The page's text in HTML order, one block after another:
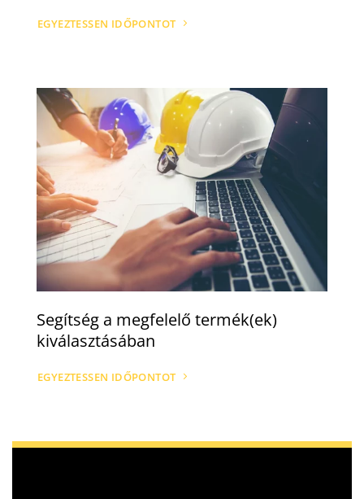
EGYEZTESSEN IDŐPONTOT
Segítség a megfelelő termék(ek)
kiválasztásában
EGYEZTESSEN IDŐPONTOT